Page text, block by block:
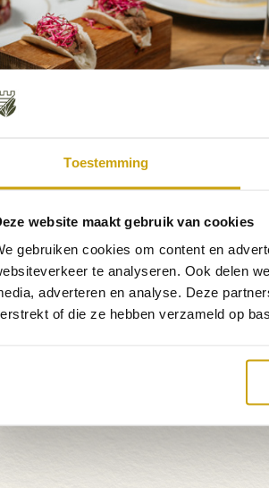
Toestemming
website maakt gebruik van cookies
gebruiken cookies om content en
te analyseren. Ook delen
adverteren en analyse. Deze
of die ze hebben verzameld op